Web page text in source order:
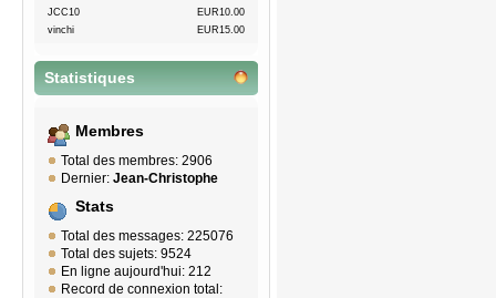
JCC10
EUR10.00
vinchi
EUR15.00
Statistiques
Membres
Total des membres: 2906
Dernier: Jean-Christophe
Stats
Total des messages: 225076
Total des sujets: 9524
En ligne aujourd'hui: 212
Record de connexion total: